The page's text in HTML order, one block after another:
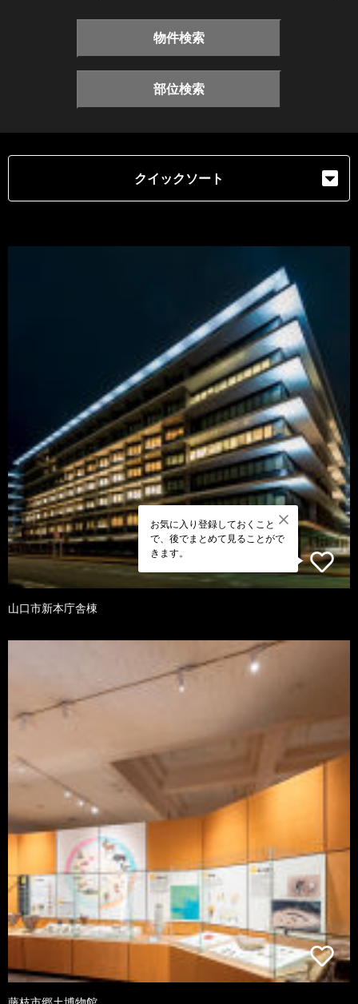
物件検索
部位検索
クイックソート
お気に入り登録しておくこと
で、後でまとめて見ることがで
きます。
山口市新本庁舎棟